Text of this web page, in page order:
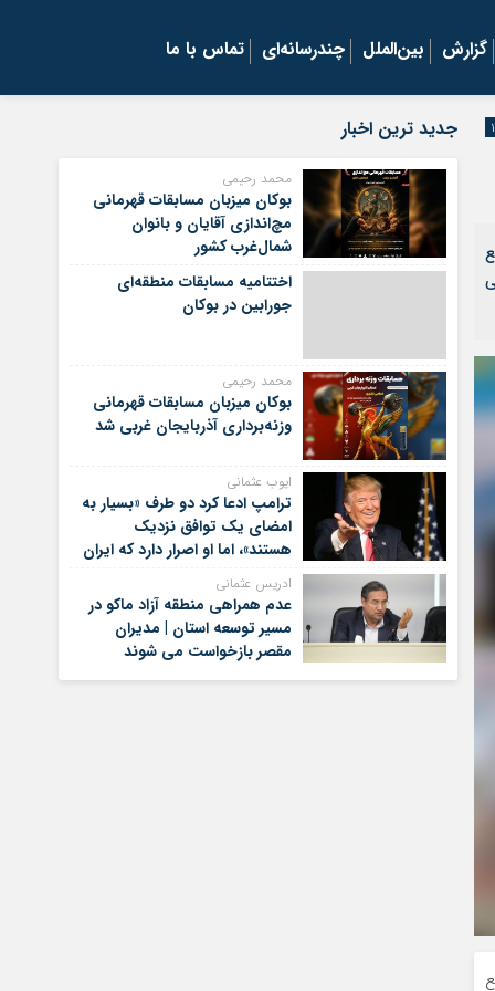
گزارش بین‌الملل چندرسانه‌ای تماس با ما
جدید ترین اخبار
محمد رحیمی
بوکان میزبان مسابقات قهرمانی
مچ‌اندازی آقایان و بانوان
شمال‌غرب کشور
اختتامیه مسابقات منطقه‌ای
جورابین در بوکان
محمد رحیمی
بوکان میزبان مسابقات قهرمانی
وزنه‌برداری آذربایجان غربی شد
ایوب عثمانی
ترامپ ادعا کرد دو طرف «بسیار به
امضای یک توافق نزدیک
هستند»، اما او اصرار دارد که ایران
برای کنار گذاشتن برنامه‌های
هسته‌ای خود گام‌های بیشتری
بردارد
ادریس عثمانی
عدم همراهی منطقه آزاد ماکو در
مسیر توسعه استان | مدیران
مقصر بازخواست می شوند